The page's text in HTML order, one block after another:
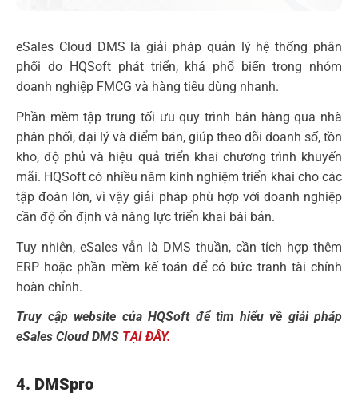
eSales Cloud DMS là giải pháp quản lý hệ thống phân
phối do HQSoft phát triển, khá phổ biến trong nhóm
doanh nghiệp FMCG và hàng tiêu dùng nhanh.
Phần mềm tập trung tối ưu quy trình bán hàng qua nhà
phân phối, đại lý và điểm bán, giúp theo dõi doanh số, tồn
kho, độ phủ và hiệu quả triển khai chương trình khuyến
mãi. HQSoft có nhiều năm kinh nghiệm triển khai cho các
tập đoàn lớn, vì vậy giải pháp phù hợp với doanh nghiệp
cần độ ổn định và năng lực triển khai bài bản.
Tuy nhiên, eSales vẫn là DMS thuần, cần tích hợp thêm
ERP hoặc phần mềm kế toán để có bức tranh tài chính
hoàn chỉnh.
Truy cập website của HQSoft để tìm hiểu về giải pháp
eSales Cloud DMS TẠI ĐÂY.
4. DMSpro